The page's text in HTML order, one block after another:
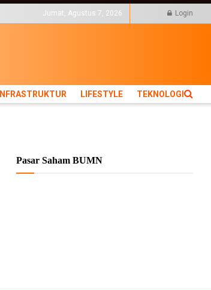
Jumat, Agustus 7, 2026 Login
INFRASTRUKTUR LIFESTYLE TEKNOLOGI
Pasar Saham BUMN